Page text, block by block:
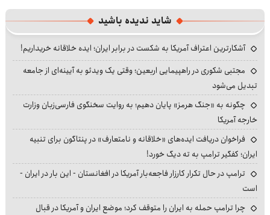
شاید ندیده باشید
آشکارترین اعتراف آمریکا به شکست در برابر ایران؛ ایده خلاقانه خریداریم!
مجتبی شکوری در راهپیمایی اربعین؛ وقتی یک ویدئو به آیینه‌ای از جامعه
تبدیل می‌شود
چگونه به «جنگ هرمز» پایان دهیم؛ به روایت سخنگوی فارسی‌زبان وزارت
خارجه آمریکا
فراخوان دریافت ایده‌های «خلاقانه و نامتعارف» در پنتاگون برای تنبیه
ایران؛ کفگیر ترامپ به ته دیگ خورد!
ترامپ در حال تکرار کارزار فاجعه‌بار آمریکا در افغانستان - این بار در ایران -
است
چرا ترامپ حمله به ایران را متوقف کرد؛ موضع ایران و آمریکا در قبال